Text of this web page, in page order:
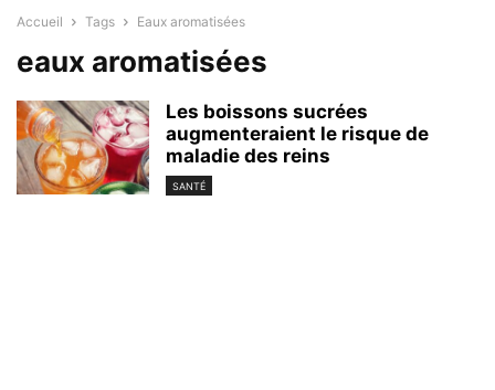
Accueil Tags Eaux aromatisées
eaux aromatisées
Les boissons sucrées
augmenteraient le risque de
maladie des reins
SANTÉ